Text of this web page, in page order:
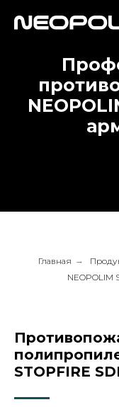
п
Главная →
NEOPOLIM
STOPFIRE